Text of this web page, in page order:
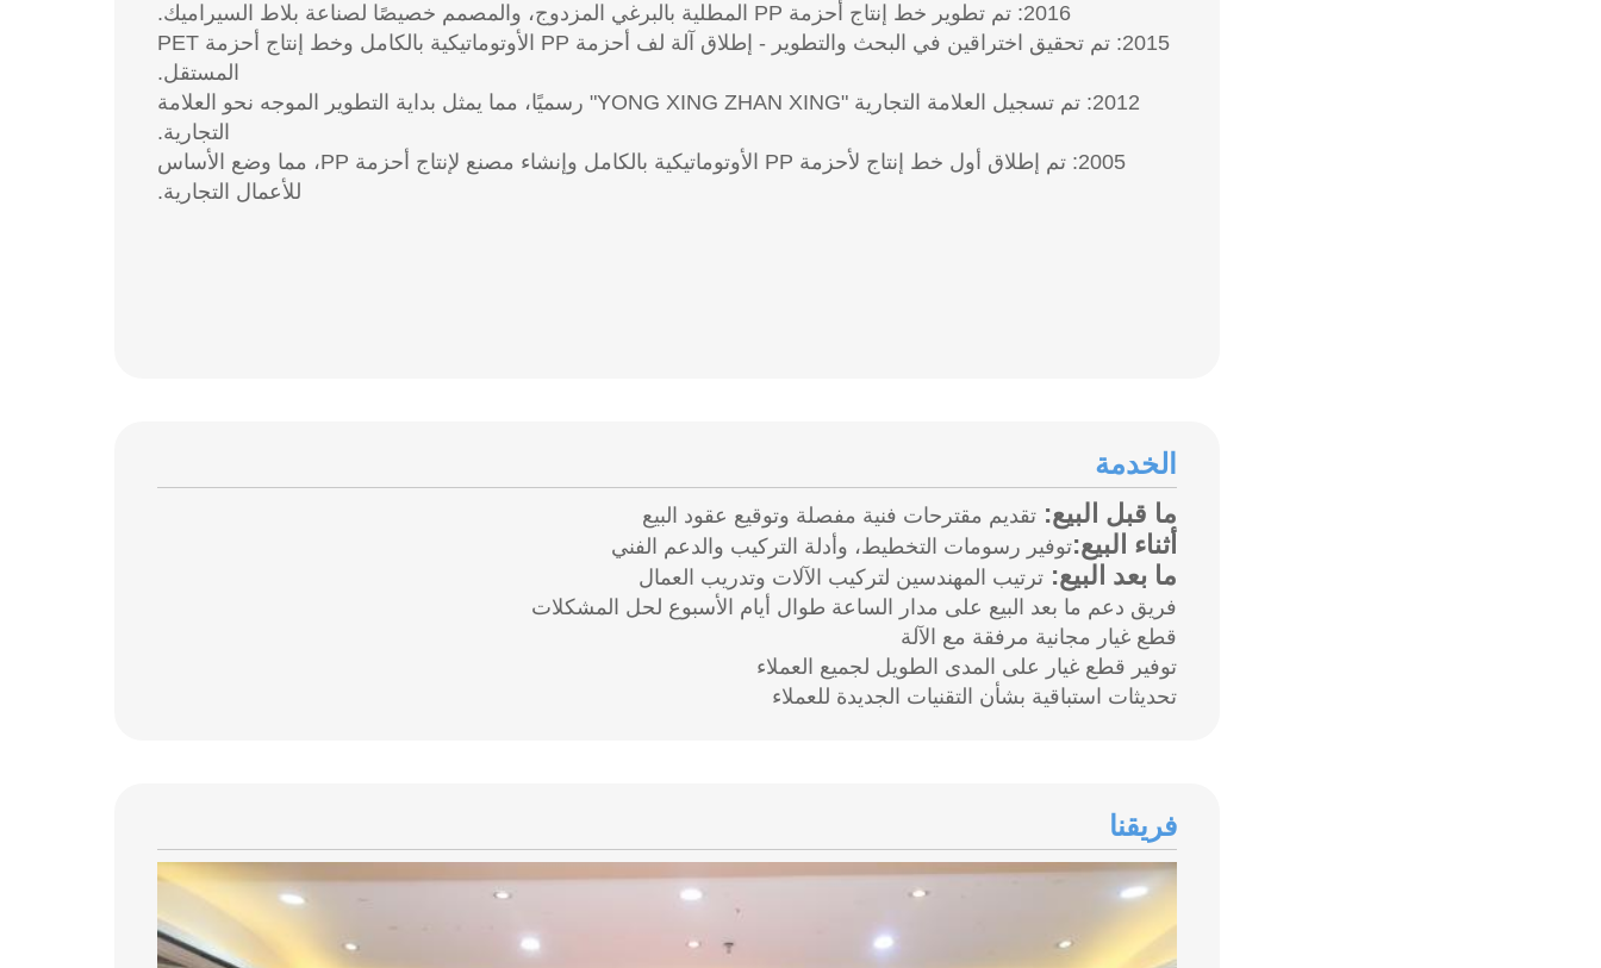
2016: تم تطوير خط إنتاج أحزمة PP المطلية بالبرغي المزدوج، والمصمم خصيصًا لصناعة بلاط السيراميك.
2015: تم تحقيق اختراقين في البحث والتطوير - إطلاق آلة لف أحزمة PP الأوتوماتيكية بالكامل وخط إنتاج أحزمة PET
المستقل.
2012: تم تسجيل العلامة التجارية "YONG XING ZHAN XING" رسميًا، مما يمثل بداية التطوير الموجه نحو العلامة
التجارية.
2005: تم إطلاق أول خط إنتاج لأحزمة PP الأوتوماتيكية بالكامل وإنشاء مصنع لإنتاج أحزمة PP، مما وضع الأساس
للأعمال التجارية.
الخدمة
ما قبل البيع: تقديم مقترحات فنية مفصلة وتوقيع عقود البيع
أثناء البيع:توفير رسومات التخطيط، وأدلة التركيب والدعم الفني
ما بعد البيع: ترتيب المهندسين لتركيب الآلات وتدريب العمال
فريق دعم ما بعد البيع على مدار الساعة طوال أيام الأسبوع لحل المشكلات
قطع غيار مجانية مرفقة مع الآلة
توفير قطع غيار على المدى الطويل لجميع العملاء
تحديثات استباقية بشأن التقنيات الجديدة للعملاء
فريقنا